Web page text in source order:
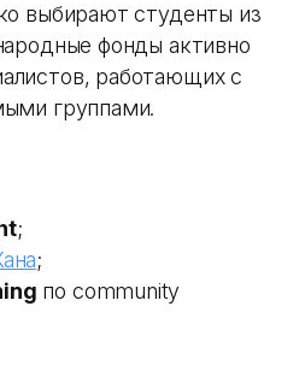
выбирают студенты из
фонды активно
работающих с
группами.
;
;
по community